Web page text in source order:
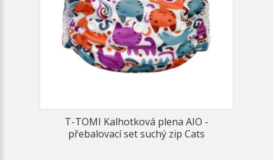
T-TOMI Kalhotková plena AIO -
přebalovací set suchý zip Cats